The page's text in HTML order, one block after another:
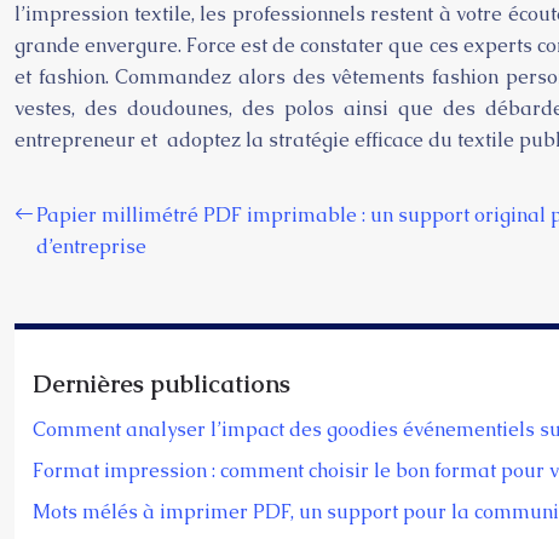
l’impression textile, les professionnels restent à votre
grande envergure. Force est de constater que ces experts
et fashion. Commandez alors des vêtements fashion
vestes, des doudounes, des polos ainsi que des
entrepreneur et adoptez la stratégie efficace du textile
Papier millimétré PDF imprimable : un support original
d’entreprise
Dernières publications
Comment analyser l’impact des goodies événementiels
Format impression : comment choisir le bon format pour
Mots mélés à imprimer PDF, un support pour la